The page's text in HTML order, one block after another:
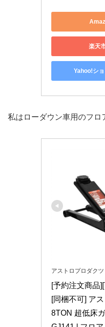
楽天
Yahoo!シ
私はローダウン車用のフロ
アストロプロダクツ
[予約注文商品
[同梱不可] ア
8TON 超低床